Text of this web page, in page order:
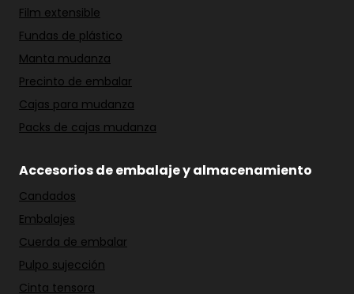
Film extensible
Fundas de plástico
Manta mudanza
Precinto de embalar
Cajas para mudanza
Packs de cajas mudanza
Accesorios de embalaje y almacenamiento
Candados
Embalajes
Cuerda de embalar
Pulpo sujección
Cinta tensora